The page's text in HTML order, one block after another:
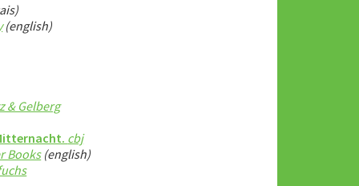
(english)
& Gelberg
cbj
Books(english)